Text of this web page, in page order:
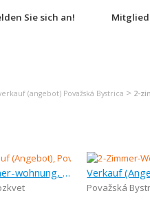
Sie sich an!
(angebot) Považská Bystrica > 2-
Verkauf (Angebot), 2-zimmer-wohnung, 52 m
Považská